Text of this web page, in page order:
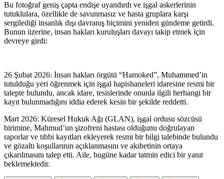
Bu fotoğraf geniş çapta endişe uyandırdı ve işgal askerlerinin
tutuklulara, özellikle de savunmasız ve hasta gruplara karşı
sergilediği insanlık dışı davranış biçimini yeniden gündeme getirdi.
Bunun üzerine, insan hakları kuruluşları davayı takip etmek için
devreye girdi:
26 Şubat 2026: İnsan hakları örgütü “Hamoked”, Muhammed’in
tutulduğu yeri öğrenmek için işgal hapishaneleri idaresine resmi bir
talepte bulundu, ancak idare, tesislerinde onunla ilgili herhangi bir
kayıt bulunmadığını iddia ederek kesin bir şekilde reddetti.
Mart 2026: Küresel Hukuk Ağı (GLAN), işgal ordusu sözcüsü
birimine, Mahmud’un şizofreni hastası olduğunu doğrulayan
raporlar ve tıbbi kayıtları ekleyerek resmi bir bilgi talebinde bulundu
ve gözaltı koşullarının açıklanmasını ve akıbetinin ortaya
çıkarılmasını talep etti. Aile, bugüne kadar tatmin edici bir yanıt
beklemektedir.